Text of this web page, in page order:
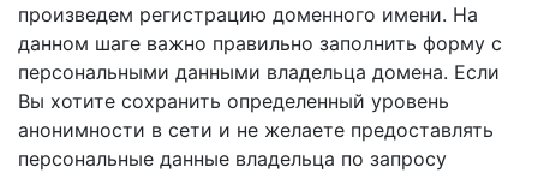
произведем регистрацию доменного имени. На
данном шаге важно правильно заполнить форму с
персональными данными владельца домена. Если
Вы хотите сохранить определенный уровень
анонимности в сети и не желаете предоставлять
персональные данные владельца по запросу